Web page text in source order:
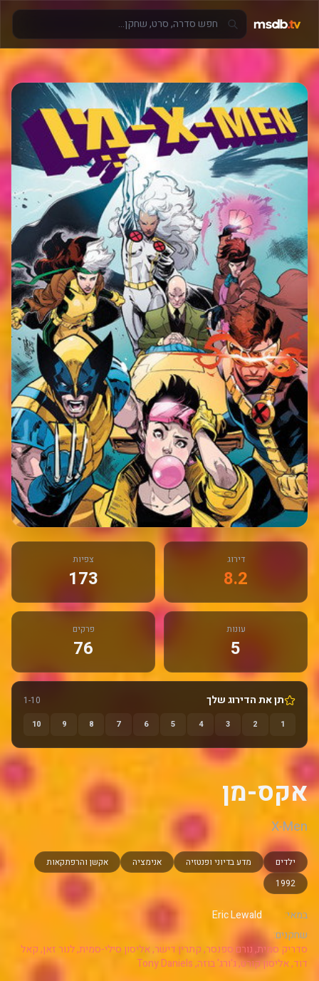
דירוג
8.2
צפיות
173
עונות
5
פרקים
76
תן את הדירוג שלך 1-10
1
2
3
4
5
6
7
8
9
10
אקס-מן
X-Men
ילדים מדע בדיוני ופנטזיה אנימציה
אקשן והרפתקאות
1992
במאי:
Eric Lewald
שחקנים:
סדריק סמית, נורם ספנסר, קתרין דישר, אליסון סילי-סמית, לנור זאן, קאל
דוד, אליסון קורט, ג'ורג' בוזה, Tony Daniels